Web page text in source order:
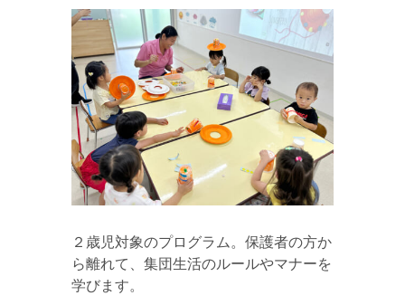
２歳児対象のプログラム。保護者の方か
ら離れて、集団生活のルールやマナーを
学びます。